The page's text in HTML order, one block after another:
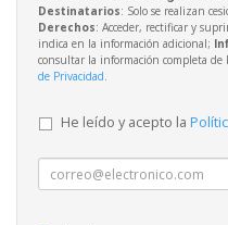
Destinatarios: Solo se realizan
Derechos: Acceder, rectificar y
indica en la información adicional;
consultar la información completa de
de Privacidad.
He leído y acepto la